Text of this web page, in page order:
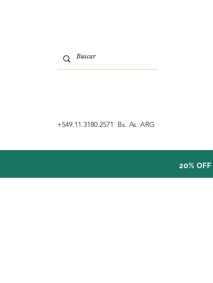
‭+549.11.3180.2571 Bs. As. ARG
20% OFF